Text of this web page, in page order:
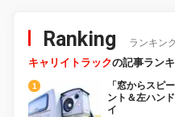
Ranking ランキン
キャリイトラックの記事ラン
「窓からスピ
ント＆左ハン
イ